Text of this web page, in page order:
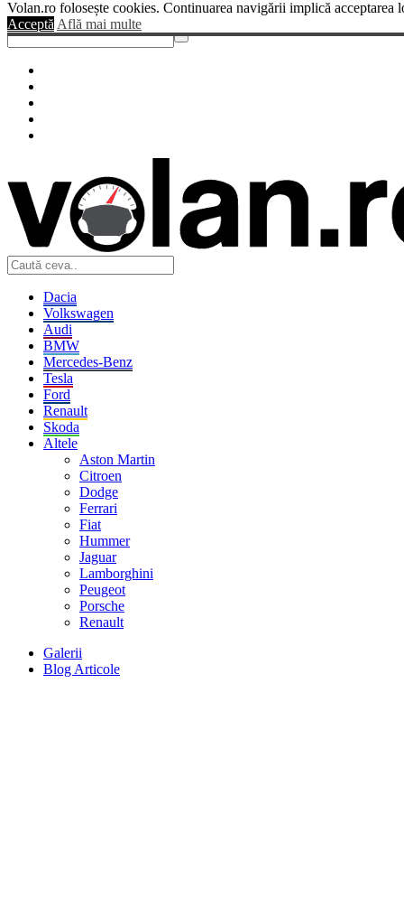
Sendigo
Dacia
Volkswagen
Audi
BMW
Mercedes-Benz
Tesla
Ford
Renault
Skoda
Altele
Aston Martin
Citroen
Dodge
Ferrari
Fiat
Hummer
Jaguar
Lamborghini
Peugeot
Porsche
Renault
Galerii
Blog Articole
Volan.ro folosește cookies. Continuarea navigării implică acceptarea
Acceptă Află mai multe